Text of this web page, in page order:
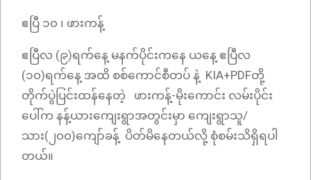
ဧပြီ ၁၀ ၊ ဖားကန့်
ဧပြီလ (၉)ရက်နေ့ မနက်ပိုင်းကနေ ယနေ့ ဧပြီလ
(၁၀)ရက်နေ့ အထိ စစ်ကောင်စီတပ် နဲ့ KIA+PDFတို့
တိုက်ပွဲပြင်းထန်နေတဲ့ ဖားကန့်-မိုးကောင်း လမ်းပိုင်း
ပေါ်က နန့်ယားကျေးရွာအတွင်းမှာ ကျေးရွာသူ/
သား(၂၀၀)ကျော်ခန့် ပိတ်မိနေတယ်လို့ စုံစမ်းသိရှိရပါ
တယ်။